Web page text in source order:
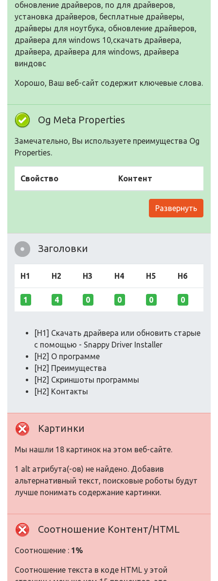
обновление драйверов, по для драйверов,
установка драйверов, бесплатные драйверы,
драйверы для ноутбука, обновление драйверов,
драйвера для windows 10,скачать драйвера,
драйвера, драйвера для windows, драйвера
виндовс
Хорошо, Ваш веб-сайт содержит ключевые слова.
Og Meta Properties
Замечательно, Вы используете преимущества Og
Properties.
Свойство Контент
Развернуть
Заголовки
H1 H2 H3 H4 H5 H6
1 4 0 0 0 0
[H1] Скачать драйвера или обновить старые
с помощью - Snappy Driver Installer
[H2] О программе
[H2] Преимущества
[H2] Скриншоты программы
[H2] Контакты
Картинки
Мы нашли 18 картинок на этом веб-сайте.
1 alt атрибута(-ов) не найдено. Добавив
альтернативный текст, поисковые роботы будут
лучше понимать содержание картинки.
Соотношение Контент/HTML
Соотношение : 1%
Соотношение текста в коде HTML у этой